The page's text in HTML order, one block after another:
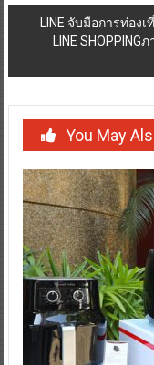
LINE จับมือการท่อ
LINE
You May